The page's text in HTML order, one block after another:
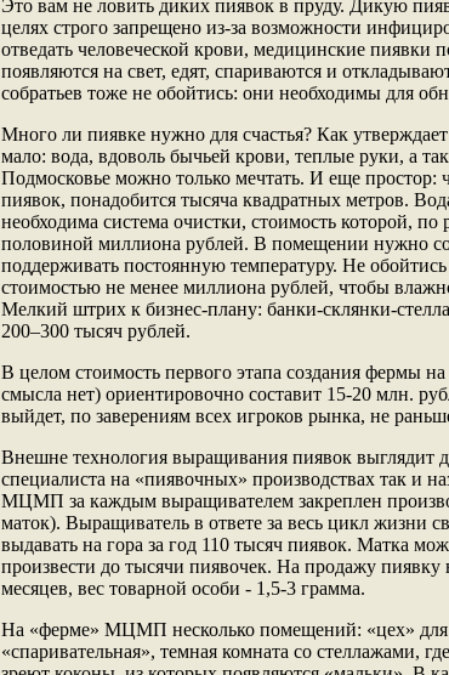
Это вам не ловить диких пиявок в пруду. Дикую
целях строго запрещено из-за возможности
отведать человеческой крови, медицинские пиявки
появляются на свет, едят, спариваются и
собратьев тоже не обойтись: они необходимы для
Много ли пиявке нужно для счастья? Как
мало: вода, вдоволь бычьей крови, теплые руки, а
Подмосковье можно только мечтать. И еще простор:
пиявок, понадобится тысяча квадратных метров.
необходима система очистки, стоимость которой, по
половиной миллиона рублей. В помещении нужно
поддерживать постоянную температуру. Не
стоимостью не менее миллиона рублей, чтобы
Мелкий штрих к бизнес-плану: банки-склянки-
200–300 тысяч рублей.
В целом стоимость первого этапа создания фермы
смысла нет) ориентировочно составит 15-20 млн.
выйдет, по заверениям всех игроков рынка, не
Внешне технология выращивания пиявок выглядит
специалиста на «пиявочных» производствах так и
МЦМП за каждым выращивателем закреплен
маток). Выращиватель в ответе за весь цикл жизни
выдавать на гора за год 110 тысяч пиявок. Матка
произвести до тысячи пиявочек. На продажу
месяцев, вес товарной особи - 1,5-3 грамма.
На «ферме» МЦМП несколько помещений: «цех» для
«спаривательная», темная комната со стеллажами,